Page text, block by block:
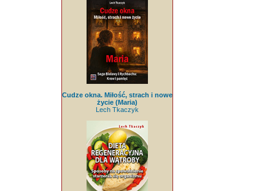
Cudze okna. Miłość, strach i nowe
życie (Maria)
Lech Tkaczyk